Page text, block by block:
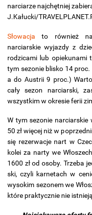
narciarze najchętniej
J.Kałucki/
Słowacja to również
narciarskie wyjazdy z
rodzicami lub opiekunami
tym sezonie blisko 14 proc.
a do Austrii 9 proc.)
cały sezon narciarski,
wszystkim w okresie ferii
W tym sezonie narciarskie
50 zł więcej niż w
się rezerwacje nart w
kolei za narty we
1600 zł od osoby. Trzeba
ski, czyli karnetach w
wysokim sezonem we
które praktycznie nie